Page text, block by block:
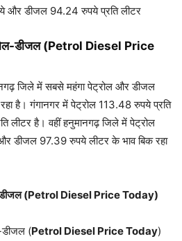
और डीजल 94.24 रुपये प्रति लीटर
डीजल (Petrol Diesel Price
जिले में सबसे महंगा पेट्रोल और डीजल
है। गंगानगर में पेट्रोल 113.48 रुपये प्रति
लीटर है। वहीं हनुमानगढ़ जिले में पेट्रोल
डीजल 97.39 रुपये लीटर के भाव बिक रहा
डीजल (Petrol Diesel Price Today)
डीजल (Petrol Diesel Price Today)